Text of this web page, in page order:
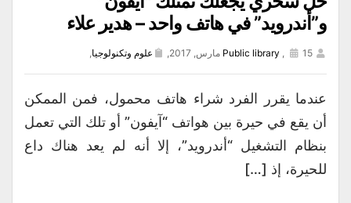
و”أندرويد” في هاتف واحد – هدير علاء
Public library , 15 مارس, 2017, علوم وتكنولوجيا,
عندما يقرر الفرد شراء هاتف محمول، فمن الممكن
أن يقع في حيرة بين هواتف “آيفون” أو تلك التي تعمل
بنظام التشغيل “أندرويد”، إلا أنه لم يعد هناك داع
للحيرة، إذ […]